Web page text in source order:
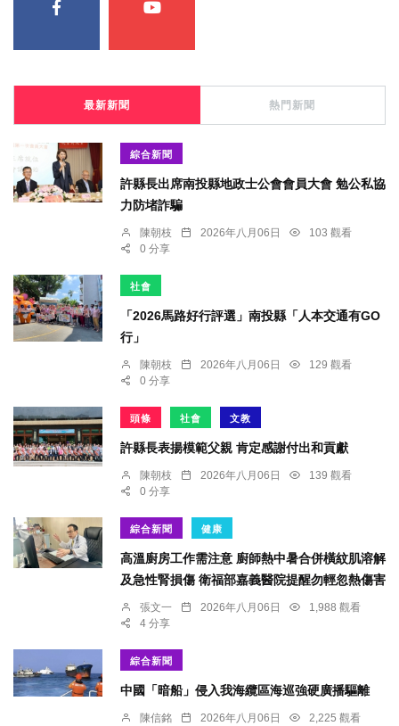
最新新聞 熱門新聞
綜合新聞
許縣長出席南投縣地政士公會會員大會 勉公私協
力防堵詐騙
陳朝枝 2026年八月06日
103 觀看
0 分享
社會
「2026馬路好行評選」南投縣「人本交通有GO
行」
陳朝枝 2026年八月06日
129 觀看
0 分享
頭條 社會 文教
許縣長表揚模範父親 肯定感謝付出和貢獻
陳朝枝 2026年八月06日
139 觀看
0 分享
綜合新聞 健康
高溫廚房工作需注意 廚師熱中暑合併橫紋肌溶解
及急性腎損傷 衛福部嘉義醫院提醒勿輕忽熱傷害
張文一 2026年八月06日
1,988 觀看
4 分享
綜合新聞
中國「暗船」侵入我海纜區海巡強硬廣播驅離
陳信銘 2026年八月06日
2,225 觀看